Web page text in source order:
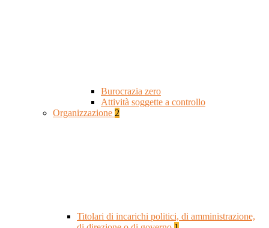
Burocrazia zero
Attività soggette a controllo
Organizzazione 2
Titolari di incarichi politici, di amministrazione,